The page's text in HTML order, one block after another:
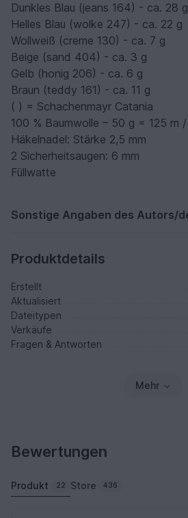
Dunkles Blau (jeans 164) - ca. 28 g
Helles Blau (wolke 247) - ca. 22 g
Wollweiß (creme 130) - ca. 7 g
Beige (sand 404) - ca. 3 g
Gelb (honig 206) - ca. 6 g
Braun (teddy 161) - ca. 11 g
( ) = Schachenmayr Catania
100 % Baumwolle – 50 g = 125 m
Häkelnadel: Stärke 2,5 mm
2 Sicherheitsaugen: 6 mm
Füllwatte
Sonstige Angaben des Autors/
Produktdetails
Erstellt
Aktualisiert
Dateitypen
Verkäufe
Fragen & Antworten
Mehr
Bewertungen
Produkt 22 Store 436